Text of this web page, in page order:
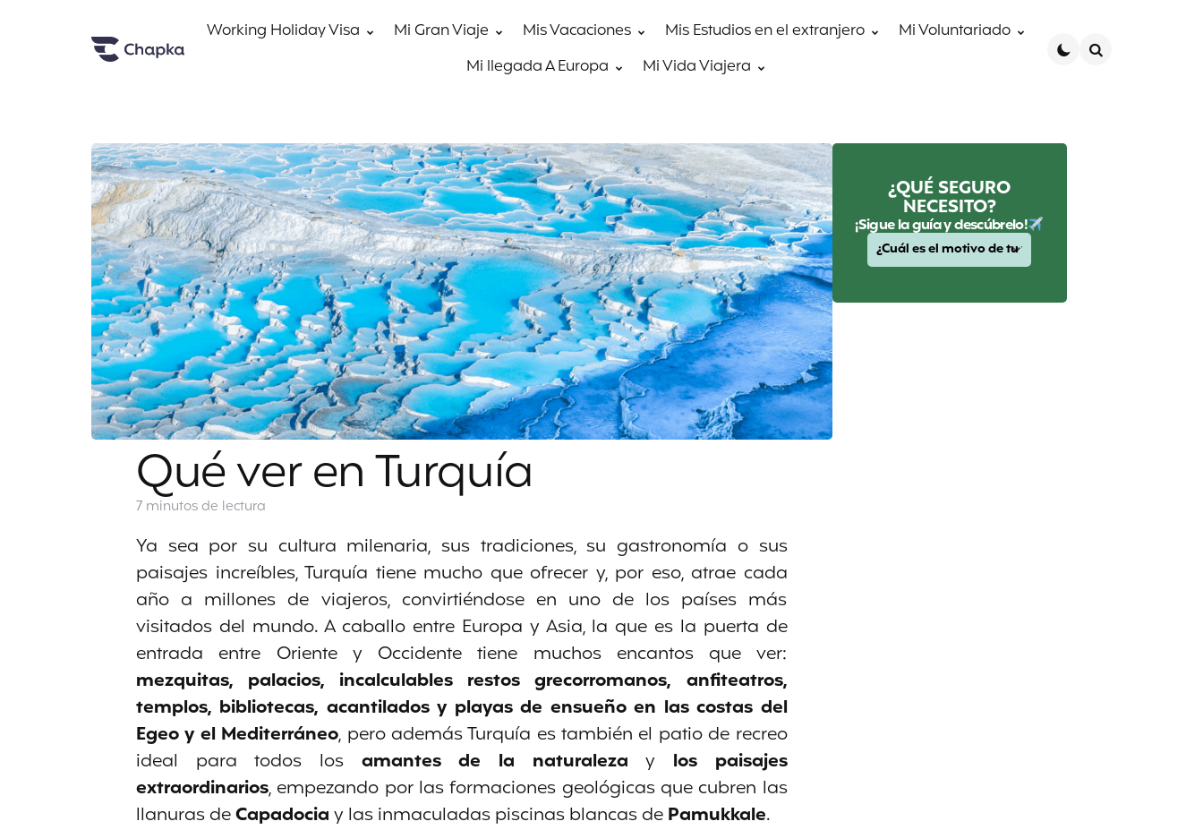
Working Holiday Visa Mi Gran Viaje Mis Vacaciones Mis Estudios en el extranjero
Mi Voluntariado
Mi llegada A Europa
Mi Vida Viajera
Qué ver en Turquía
7 minutosde lectura
Ya sea por su cultura milenaria, sus tradiciones, su gastronomía o sus
paisajes increíbles, Turquía tiene mucho que ofrecer y, por eso, atrae cada
año a millones de viajeros, convirtiéndose en uno de los países más
visitados del mundo. A caballo entre Europa y Asia, la que es la puerta de
entrada entre Oriente y Occidente tiene muchos encantos que ver:
mezquitas, palacios, incalculables restos grecorromanos, anfiteatros,
templos, bibliotecas, acantilados y playas de ensueño en las costas del
Egeo y el Mediterráneo, pero además Turquía es también el patio de recreo
ideal para todos los amantes de la naturaleza y los paisajes
extraordinarios, empezando por las formaciones geológicas que cubren las
llanuras deCapadociay las inmaculadas piscinas blancas dePamukkale.
¿QUÉ SEGURO
NECESITO?
¡Sigue la guía y descúbrelo!